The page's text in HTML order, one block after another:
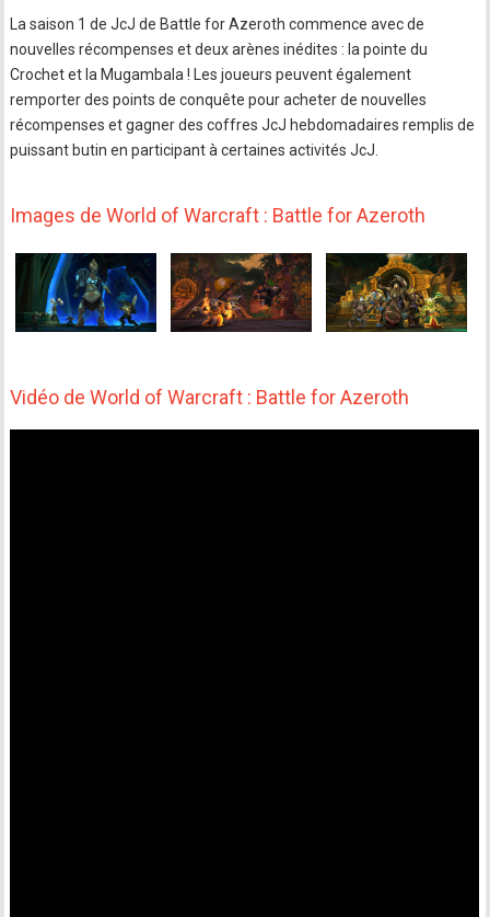
La saison 1 de JcJ de Battle for Azeroth commence avec de
nouvelles récompenses et deux arènes inédites : la pointe du
Crochet et la Mugambala ! Les joueurs peuvent également
remporter des points de conquête pour acheter de nouvelles
récompenses et gagner des coffres JcJ hebdomadaires remplis de
puissant butin en participant à certaines activités JcJ.
Images de World of Warcraft : Battle for Azeroth
Vidéo de World of Warcraft : Battle for Azeroth